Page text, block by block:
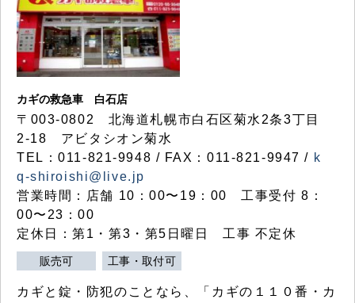
カギの救急車 白石店
〒003-0802 北海道札幌市白石区菊水2条3丁目
2-18 アビタシオン菊水
TEL：011-821-9948 / FAX：011-821-9947 / k
q-shiroishi@live.jp
営業時間：店舗 10：00〜19：00 工事受付 8：
00〜23：00
定休日：第1・第3・第5日曜日 工事 不定休
販売可 工事・取付可
カギと錠・防犯のことなら、「カギの１１０番・カ